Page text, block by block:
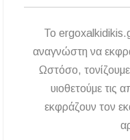
To
αναγνώστη να
Ωστόσο, τονίζουμε
υιοθετούμε τις
εκφράζουν τον